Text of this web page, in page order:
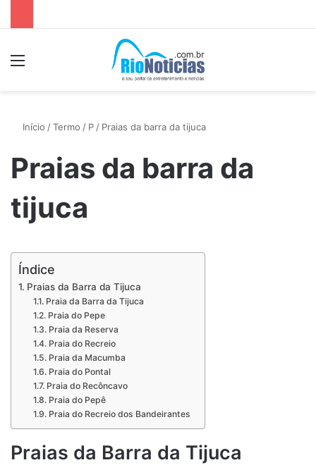
Início /Termo / P / Praias da barra da tijuca
Praias da barra da
tijuca
Índice
Praias da Barra da Tijuca
Praia da Barra da Tijuca
Praia do Pepe
Praia da Reserva
Praia do Recreio
Praia da Macumba
Praia do Pontal
Praia do Recôncavo
Praia do Pepê
Praia do Recreio dos Bandeirantes
Praias da Barra da Tijuca